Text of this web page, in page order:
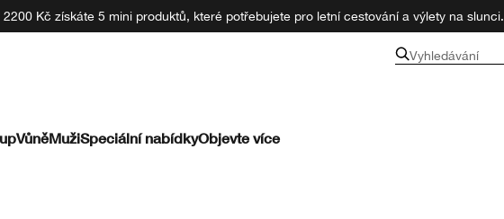
2200 Kč získáte 5 mini produktů, které potřebujete pro letní cestování a výlety na slunci.
Vyhledávání
VůněMužiSpeciální nabídkyObjevte více